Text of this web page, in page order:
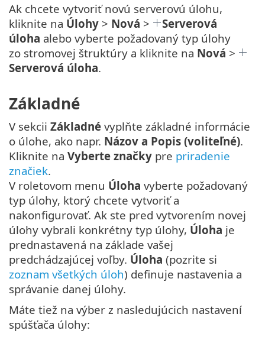
Ak chcete vytvoriť novú serverovú úlohu,
kliknite na Úlohy > Nová >
Serverová
úloha alebo vyberte požadovaný typ úlohy
zo stromovej štruktúry a kliknite na Nová >
Serverová úloha.
Základné
V sekcii Základné vyplňte základné informácie
o úlohe, ako napr. Názov a Popis (voliteľné).
Kliknite na Vyberte značky pre priradenie
značiek.
V roletovom menu Úloha vyberte požadovaný
typ úlohy, ktorý chcete vytvoriť a
nakonfigurovať. Ak ste pred vytvorením novej
úlohy vybrali konkrétny typ úlohy, Úloha je
prednastavená na základe vašej
predchádzajúcej voľby. Úloha (pozrite si
zoznam všetkých úloh) definuje nastavenia a
správanie danej úlohy.
Máte tiež na výber z nasledujúcich nastavení
spúšťača úlohy: